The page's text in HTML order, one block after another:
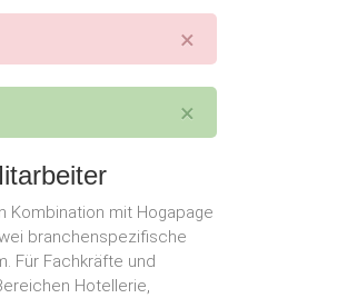
×
×
Kombination mit Hogapage
branchenspezifische
Für Fachkräfte und
Hotellerie,